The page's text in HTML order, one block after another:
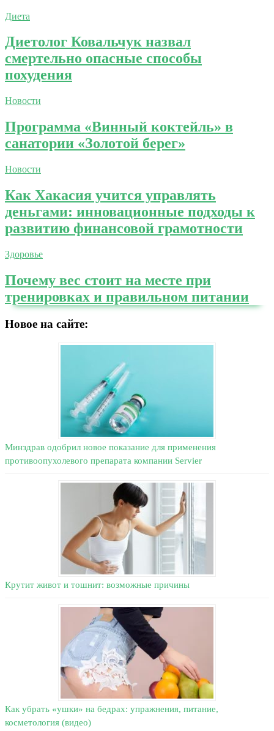
Диета
Диетолог Ковальчук назвал
смертельно опасные способы
похудения
Новости
Программа «Винный коктейль» в
санатории «Золотой берег»
Новости
Как Хакасия учится управлять
деньгами: инновационные подходы к
развитию финансовой грамотности
Здоровье
Почему вес стоит на месте при
тренировках и правильном питании
Новое на сайте:
Минздрав одобрил новое показание для применения
противоопухолевого препарата компании Servier
Крутит живот и тошнит: возможные причины
Как убрать «ушки» на бедрах: упражнения, питание,
косметология (видео)